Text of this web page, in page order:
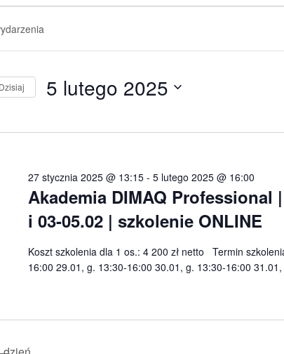
Dzisiaj 5 lutego 2025
Akademia DIMAQ Professional
i 03-05.02 | szkolenie ONLINE
27 stycznia 2025 @ 13:15- 5 lutego 2025 @ 16:00
Koszt szkolenia dla 1 os.: 4 200 zł netto Termin
16:00 29.01, g. 13:30-16:00 30.01, g. 13:30-16:00